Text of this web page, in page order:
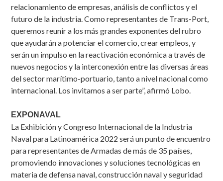
relacionamiento de empresas, análisis de conflictos y el
futuro de la industria. Como representantes de Trans-Port,
queremos reunir a los más grandes exponentes del rubro
que ayudarán a potenciar el comercio, crear empleos, y
serán un impulso en la reactivación económica a través de
nuevos negocios y la interconexión entre las diversas áreas
del sector marítimo-portuario, tanto a nivel nacional como
internacional. Los invitamos a ser parte”, afirmó Lobo.
EXPONAVAL
La Exhibición y Congreso Internacional de la Industria
Naval para Latinoamérica 2022 será un punto de encuentro
para representantes de Armadas de más de 35 países,
promoviendo innovaciones y soluciones tecnológicas en
materia de defensa naval, construcción naval y seguridad